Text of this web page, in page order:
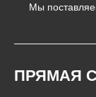
Мы
ПРЯМАЯ